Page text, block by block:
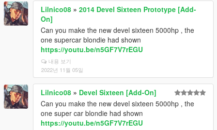
Lilnico08 » 2014 Devel Sixteen Prototype [Add-
On]
Can you make the new devel sixteen 5000hp , the
one supercar blondie had shown
https://youtu.be/n5GF7V7rEGU
내용 보기
2022년 11월 05일
Lilnico08 » Devel Sixteen [Add-On]
Can you make the new devel sixteen 5000hp , the
one super car blondie had shown
https://youtu.be/n5GF7V7rEGU